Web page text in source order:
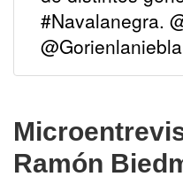
#Navalanegra.
Ramón